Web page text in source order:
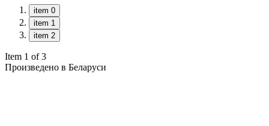
item 0
item 1
item 2
Item 1 of 3
Произведено в Беларуси